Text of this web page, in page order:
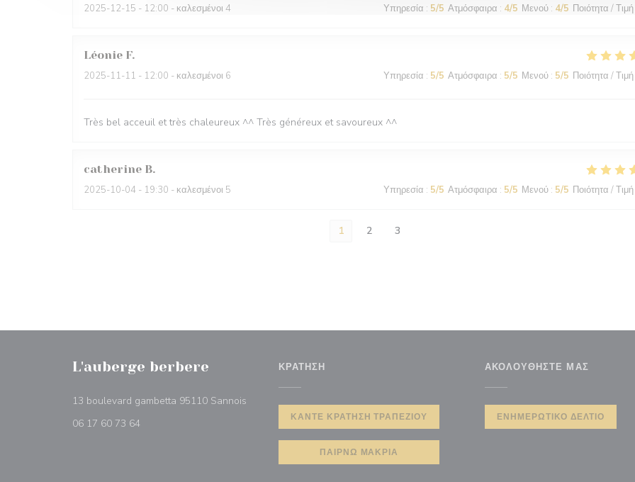
2025-12-15 - 12:00 - καλεσμένοι 4 Υπηρεσία : 5/5 Ατμόσφαιρα : 4/5 Μενού : 4/5 Ποιότητα / Τιμή
Léonie F
2025-11-11 - 12:00 - καλεσμένοι 6 Υπηρεσία : 5/5 Ατμόσφαιρα : 5/5 Μενού : 5/5 Ποιότητα / Τιμή
Très bel acceuil et très chaleureux ^^ Très généreux et savoureux ^^
catherine B
2025-10-04 - 19:30 - καλεσμένοι 5 Υπηρεσία : 5/5 Ατμόσφαιρα : 5/5 Μενού : 5/5 Ποιότητα / Τιμή
1 2 3
L'auberge berbere
13 boulevard gambetta 95110 Sannois
06 17 60 73 64
ΚΡΆΤΗΣΗ
ΚΆΝΤΕ ΚΡΆΤΗΣΗ ΤΡΑΠΕΖΙΟΎ
ΠΑΊΡΝΩ ΜΑΚΡΙΆ
ΑΚΟΛΟΥΘΉΣΤΕ ΜΑΣ
ΕΝΗΜΕΡΩΤΙΚΌ ΔΕΛΤΊΟ